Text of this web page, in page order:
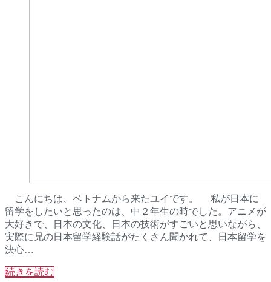
こんにちは、ベトナムから来たユイです。 私が日本に
留学をしたいと思ったのは、中２年生の時でした。アニメが
大好きで、日本の文化、日本の技術がすごいと思いながら、
実際に兄の日本留学経験話がたくさん聞かれて、日本留学を
決心…
続きを読む